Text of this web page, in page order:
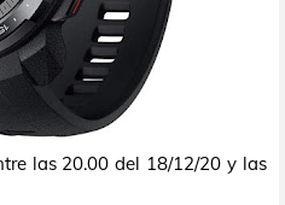
las 20.00 del 18/12/20 y las